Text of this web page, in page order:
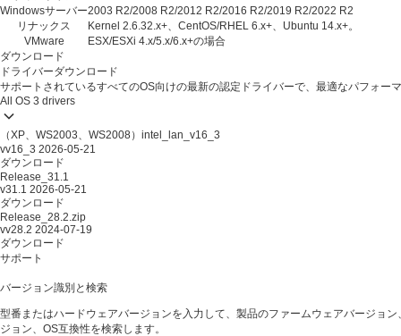
Windowsサーバー2003 R2/2008 R2/2012 R2/2016 R2/2019 R2/2022 R2
リナックス
Kernel 2.6.32.x+、CentOS/RHEL 6.x+、Ubuntu 14.x+。
VMware
ESX/ESXi 4.x/5.x/6.x+の場合
ダウンロード
ドライバーダウンロード
サポートされているすべてのOS向けの最新の認定ドライバーで、最適なパフォー
All OS 3 drivers
（XP、WS2003、WS2008）intel_lan_v16_3
vv16_3 2026-05-21
ダウンロード
Release_31.1
v31.1 2026-05-21
ダウンロード
Release_28.2.zip
vv28.2 2024-07-19
ダウンロード
サポート
バージョン識別と検索
型番またはハードウェアバージョンを入力して、製品のファームウェアバージョ
ジョン、OS互換性を検索します。